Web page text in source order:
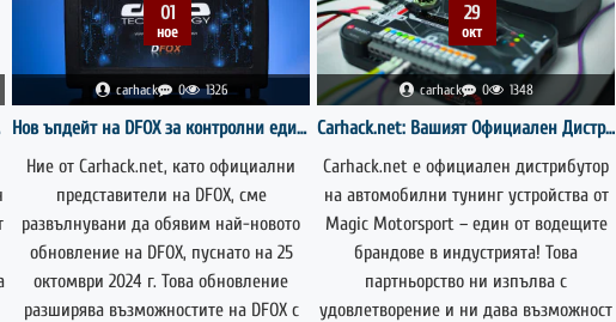
01
ное
carhack 0 1326
Нов ъпдейт на DFOX за контролни единици CONTINENTAL/VITESCO SID321
Ние от Carhack.net, като официални
представители на DFOX, сме
развълнувани да обявим най-новото
обновление на DFOX, пуснато на 25
октомври 2024 г. Това обновление
разширява възможностите на DFOX с
29
окт
carhack 0 1348
Carhack.net: Вашият Официален Дистрибутор на Тунинг Устройства от Magic Motorsport
Carhack.net е официален дистрибутор
на автомобилни тунинг устройства от
Magic Motorsport – един от водещите
брандове в индустрията! Това
партньорство ни изпълва с
удовлетворение и ни дава възможност